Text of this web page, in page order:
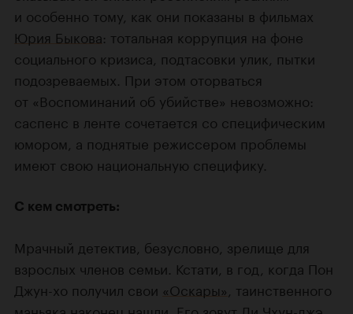
и особенно тому, как они показаны в фильмах
Юрия Быкова: тотальная коррупция на фоне
социального кризиса, подтасовки улик, пытки
подозреваемых. При этом оторваться
от «Воспоминаний об убийстве» невозможно:
саспенс в ленте сочетается со специфическим
юмором, а поднятые режиссером проблемы
имеют свою национальную специфику.
С кем смотреть:
Мрачный детектив, безусловно, зрелище для
взрослых членов семьи. Кстати, в год, когда Пон
Джун-хо получил свои «Оскары» , таинственного